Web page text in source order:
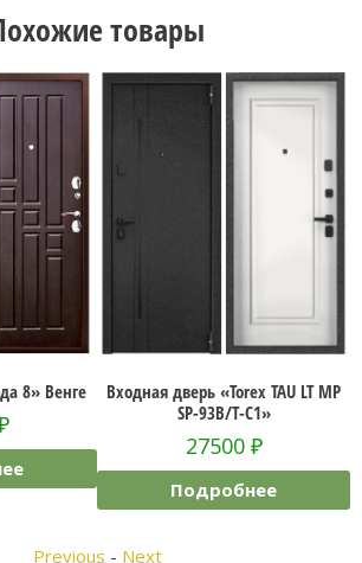
товары
«Torex TAU LT MP
T-C1»
₽
Входная дверь «Torex TAU
Дизайн 03
29800
Подробнее
Previous - Next